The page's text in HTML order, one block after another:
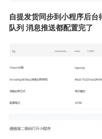
自提发货同步到小程序后
队列 消息推送都配置完了